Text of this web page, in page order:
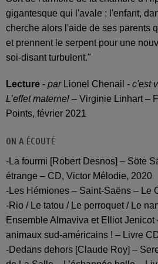
gigantesque qui l'avale ; l'enfant,
cherche alors l'aide de ses parents
et prennent le serpent pour une
soi-disant turbulent."
Lecture - par Lionel Chenail - c'est
L’effet maternel – Virginie Linhart –
Points, février 2021
ON A ÉCOUTÉ
-La fourmi [Robert Desnos] – Söte
étrange – CD, Victor Mélodie, 2020
-Les Hémiones – Saint-Saëns – Le
-Rio / Le tatou / Le perroquet / Le
Ensemble Almaviva et Elliot
animaux sud-américains ! – Livre
-Dedans dehors [Claude Roy] –